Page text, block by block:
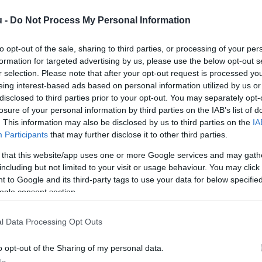
- Do Not Process My Personal Information
opt-out of the sale, sharing to third parties, or processing of your
for targeted advertising by us, please use the below opt-out
selection. Please note that after your opt-out request is processed
interest-based ads based on personal information utilized by us
to third parties prior to your opt-out. You may separately
of your personal information by third parties on the IAB’s list of
This information may also be disclosed by us to third parties on the
Participants that may further disclose it to other third parties.
that this website/app uses one or more Google services and may
but not limited to your visit or usage behaviour. You may
to Google and its third-party tags to use your data for below
consent section.
Data Processing Opt Outs
opt-out of the Sharing of my personal data.
hatások okozzák az újabb
Ante Susnjar gazdasági miniszter a
rádiónak.